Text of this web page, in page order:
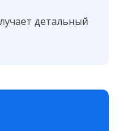
детальный